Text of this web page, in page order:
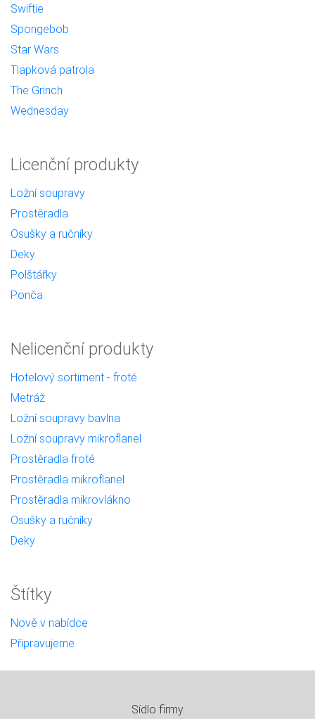
Swiftie
Spongebob
Star Wars
Tlapková patrola
The Grinch
Wednesday
Licenční produkty
Ložní soupravy
Prostěradla
Osušky a ručníky
Deky
Polštářky
Ponča
Nelicenční produkty
Hotelový sortiment - froté
Metráž
Ložní soupravy bavlna
Ložní soupravy mikroflanel
Prostěradla froté
Prostěradla mikroflanel
Prostěradla mikrovlákno
Osušky a ručníky
Deky
Štítky
Nově v nabídce
Připravujeme
Sídlo firmy